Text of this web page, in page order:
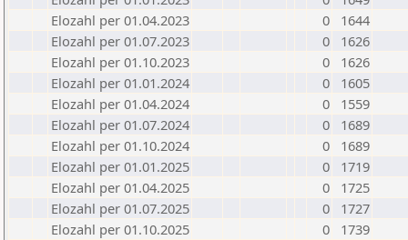
Elozahl per 01.04.2023
0
1644
Elozahl per 01.07.2023
0
1626
Elozahl per 01.10.2023
0
1626
Elozahl per 01.01.2024
0
1605
Elozahl per 01.04.2024
0
1559
Elozahl per 01.07.2024
0
1689
Elozahl per 01.10.2024
0
1689
Elozahl per 01.01.2025
0
1719
Elozahl per 01.04.2025
0
1725
Elozahl per 01.07.2025
0
1727
Elozahl per 01.10.2025
0
1739